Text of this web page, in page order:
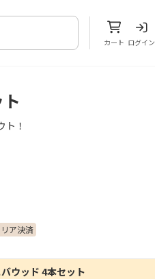
カート ログイン
！
ア決済
ウッド 4本セット